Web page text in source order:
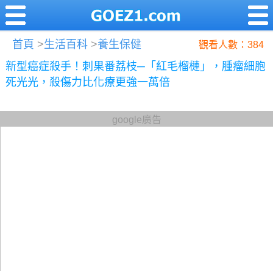
首頁 >生活百科 >養生保健 觀看人數：384
新型癌症殺手！刺果番荔枝─「紅毛榴槤」，腫瘤細胞
死光光，殺傷力比化療更強一萬倍
google廣告